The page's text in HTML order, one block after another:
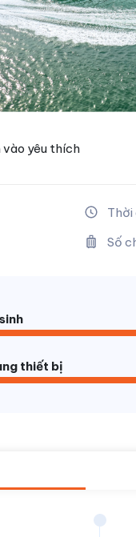
vào yêu thích
Thời
Số
thiết bị